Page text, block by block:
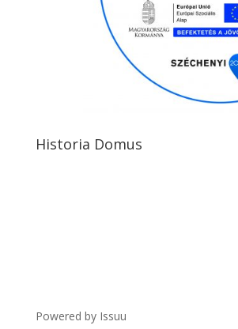
Historia Domus
Powered by Issuu